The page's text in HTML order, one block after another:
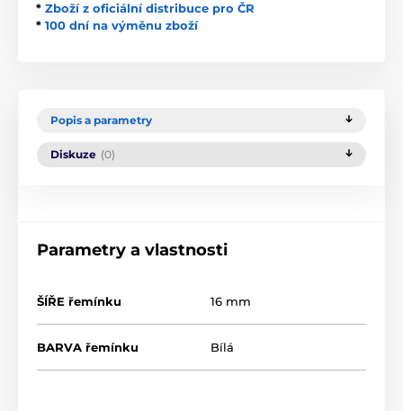
* Zboží z oficiální distribuce pro ČR
* 100 dní na výměnu zboží
Popis a parametry
Diskuze (0)
Parametry a vlastnosti
ŠÍŘE řemínku 16 mm
BARVA řemínku Bílá